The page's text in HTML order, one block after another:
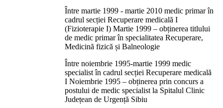
Între martie 1999 - martie 2010 medic primar în
cadrul secției Recuperare medicală I
(Fizioterapie I) Martie 1999 – obținerea titlului
de medic primar în specialitatea Recuperare,
Medicină fizică și Balneologie
Între noiembrie 1995-martie 1999 medic
specialist în cadrul secției Recuperare medicală
I Noiembrie 1995 – obținerea prin concurs a
postului de medic specialist la Spitalul Clinic
Județean de Urgență Sibiu